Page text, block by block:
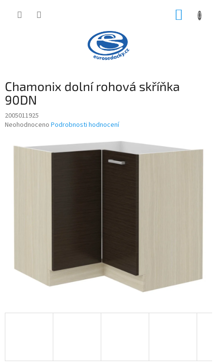
Chamonix dolní rohová skříňka
90DN
2005011925
Průměrné
Neohodnoceno Podrobnosti hodnocení